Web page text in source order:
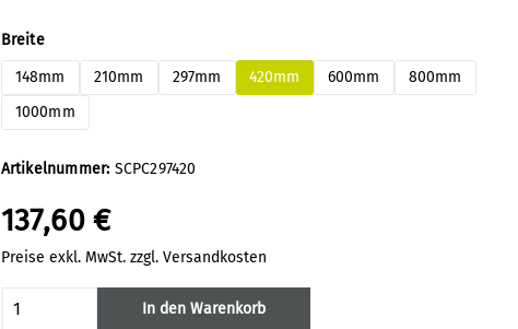
Artikelnummer: SCPC297420
137,60 €
Preise exkl. MwSt. zzgl. Versandkosten
Breiteauswählen
148mm 210mm 297mm 420mm 600mm
800mm
1000mm
Produkt Anzahl: Gib den gewünschten
In den Warenkorb